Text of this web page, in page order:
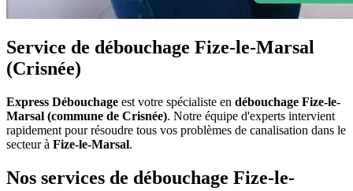
Service de débouchage Fize-le-Marsal
(Crisnée)
Express Débouchage est votre spécialiste en débouchage Fize-le-
Marsal (commune de Crisnée). Notre équipe d'experts intervient
rapidement pour résoudre tous vos problèmes de canalisation dans le
secteur à Fize-le-Marsal.
Nos services de débouchage Fize-le-